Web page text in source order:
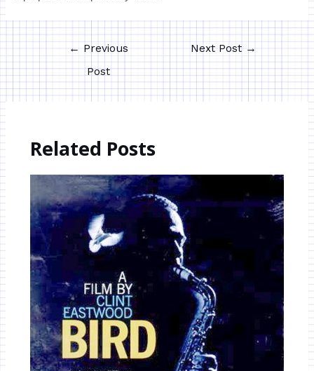
← Previous
Post
Next Post →
Related Posts